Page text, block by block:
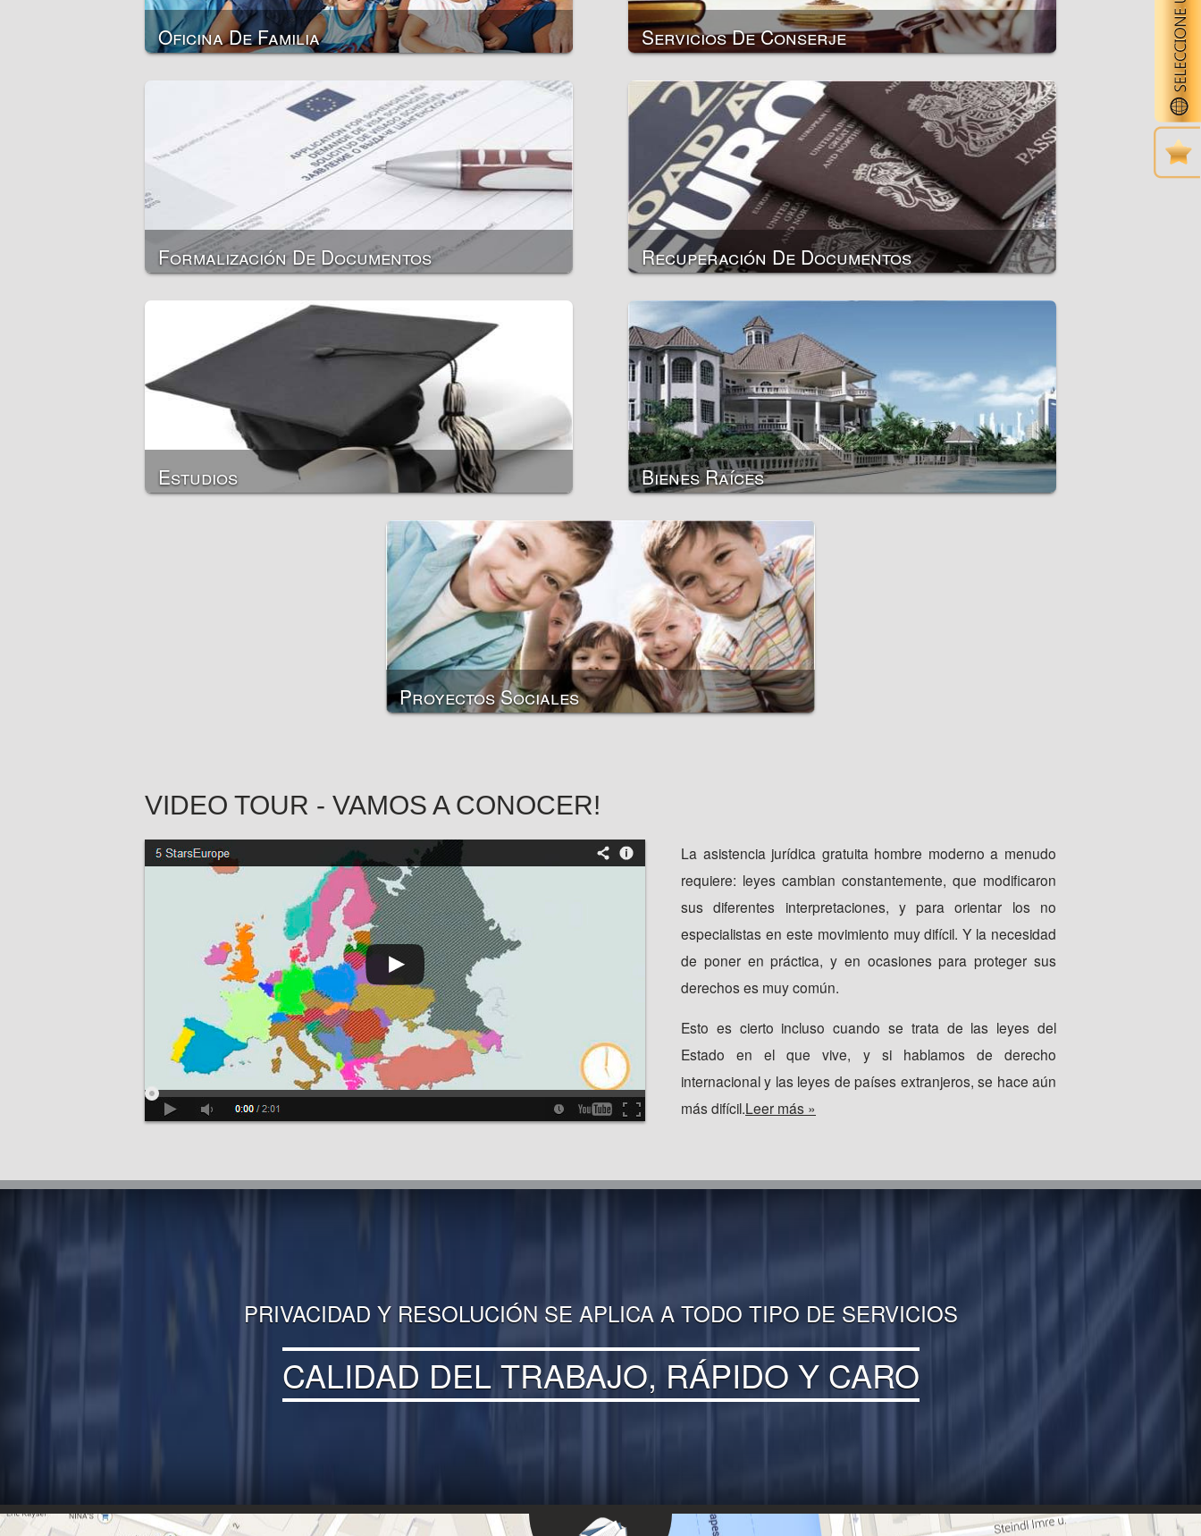
Oficina De Familia Servicios De Conserje
Formalización De Documentos
Pasaportes internos
Registro / inscripción del lugar de residencia
Permisos de conducción
Otros documentos personales
Documentación de las personas jurídicas
Recuperación De Documentos
Pasaportes internos
Registro / inscripción del lugar de residencia
Permisos de conducción
Otros documentos personales
Documentación de las personas jurídicas
Estudios Bienes Raíces
Proyectos Sociales
VIDEO TOUR - VAMOS A CONOCER!
La asistencia jurídica gratuita hombre moderno a menudo
requiere: leyes cambian constantemente, que modificaron
sus diferentes interpretaciones, y para orientar los no
especialistas en este movimiento muy difícil. Y la necesidad
de poner en práctica, y en ocasiones para proteger sus
derechos es muy común.
Esto es cierto incluso cuando se trata de las leyes del
Estado en el que vive, y si hablamos de derecho
internacional y las leyes de países extranjeros, se hace aún
más difícil.Leer más »
PRIVACIDAD Y RESOLUCIÓN SE APLICA A TODO TIPO DE SERVICIOS
CALIDAD DEL TRABAJO, RÁPIDO Y CARO